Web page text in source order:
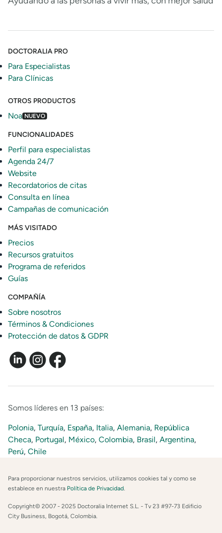
DOCTORALIA PRO
Para Especialistas
Para Clínicas
OTROS PRODUCTOS
Noa NUEVO
FUNCIONALIDADES
Perfil para especialistas
Agenda 24/7
Website
Recordatorios de citas
Consulta en línea
Campañas de comunicación
MÁS VISITADO
Precios
Recursos gratuitos
Programa de referidos
Guías
COMPAÑÍA
Sobre nosotros
Términos & Condiciones
Protección de datos & GDPR
Somos líderes en 13 países:
Polonia, Turquía, España, Italia, Alemania, República
Checa, Portugal, México, Colombia, Brasil, Argentina,
Perú, Chile
Para proporcionar nuestros servicios, utilizamos cookies tal y como se
establece en nuestra Política de Privacidad
Copyright© 2007 - 2025 Doctoralia Internet S.L. - Tv 23 #97-73 Edificio
City Business, Bogotá, Colombia.